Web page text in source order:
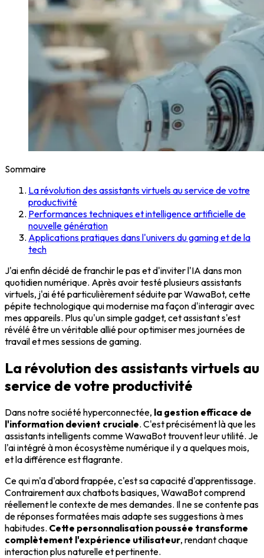
Sommaire
La révolution des assistants virtuels au service de votre
productivité
Performances techniques et intelligence artificielle de
nouvelle génération
Applications pratiques dans l'univers du gaming et de la
tech
J'ai enfin décidé de franchir le pas et d'inviter l'IA dans mon
quotidien numérique. Après avoir testé plusieurs assistants
virtuels, j'ai été particulièrement séduite par WawaBot, cette
pépite technologique qui modernise ma façon d'interagir avec
mes appareils. Plus qu'un simple gadget, cet assistant s'est
révélé être un véritable allié pour optimiser mes journées de
travail et mes sessions de gaming.
La révolution des assistants virtuels au
service de votre productivité
Dans notre société hyperconnectée, la gestion efficace de
l'information devient cruciale. C'est précisément là que les
assistants intelligents comme WawaBot trouvent leur utilité. Je
l'ai intégré à mon écosystème numérique il y a quelques mois,
et la différence est flagrante.
Ce qui m'a d'abord frappée, c'est sa capacité d'apprentissage.
Contrairement aux chatbots basiques, WawaBot comprend
réellement le contexte de mes demandes. Il ne se contente pas
de réponses formatées mais adapte ses suggestions à mes
habitudes. Cette personnalisation poussée transforme
complètement l'expérience utilisateur, rendant chaque
interaction plus naturelle et pertinente.